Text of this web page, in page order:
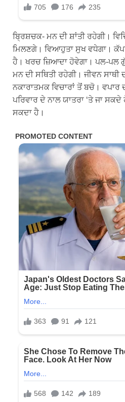
ਬ੍ਰਿਸ਼ਚਕ- ਮਨ ਦੀ ਸ਼ਾਂਤੀ ਰਹੇਗੀ।
ਮਿਲਣਗੇ। ਵਿਆਹੁਤਾ ਸੁਖ ਵਧੇਗਾ।
ਹੈ। ਖਰਚ ਜ਼ਿਆਦਾ ਹੋਵੇਗਾ। ਪਲ-ਪਲ
ਮਨ ਦੀ ਸਥਿਤੀ ਰਹੇਗੀ। ਜੀਵਨ ਸਾਥੀ
ਨਕਾਰਾਤਮਕ ਵਿਚਾਰਾਂ ਤੋਂ ਬਚੋ। ਵਪਾਰ
ਪਰਿਵਾਰ ਦੇ ਨਾਲ ਯਾਤਰਾ ‘ਤੇ ਜਾ
ਸਕਦਾ ਹੈ।